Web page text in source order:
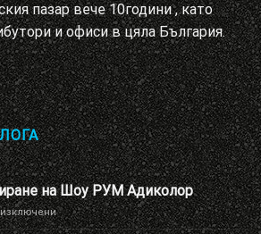
пазар вече 10години , като
и офиси в цяла България.
на Шоу РУМ Адиколор
изключениза
Ново